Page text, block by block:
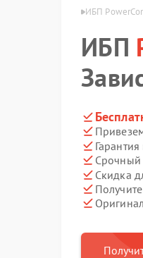
в Нижнекамске ИБП
ИБП
Срочный
Скидка